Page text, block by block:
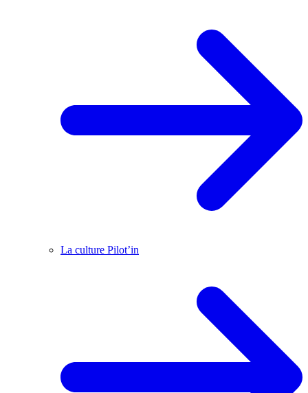
La culture Pilot’in